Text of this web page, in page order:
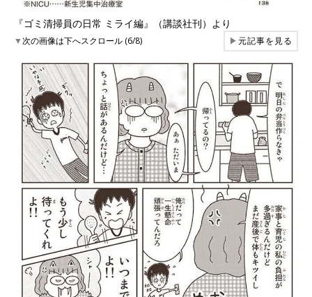
『ゴミ清掃員の日常 ミライ編』（講談社刊）より
▼次の画像は下へスクロール (6/8) ▶元記事を見る